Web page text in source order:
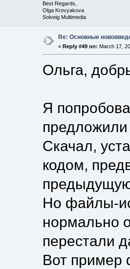
Best Regards,
Olga Krovyakova
Solveig Multimedia
Re: Основные
« Reply #49 on: March 17,
Ольга,
Я
предложили
Скачал,
кодом,
Но файлы-
нормально
перестали
Вот пример